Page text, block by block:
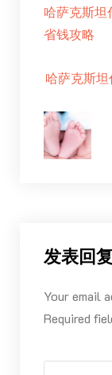
哈萨克斯坦
省钱攻略
哈萨克斯
发表回复
Your email
Required